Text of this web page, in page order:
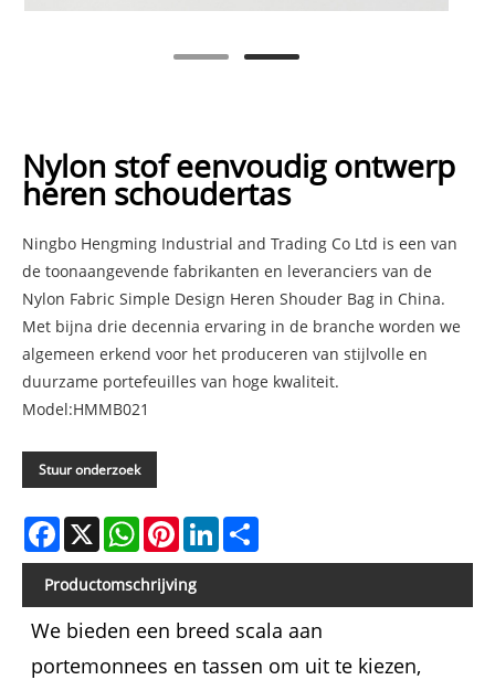
Nylon stof eenvoudig ontwerp
heren schoudertas
Ningbo Hengming Industrial and Trading Co Ltd is een van
de toonaangevende fabrikanten en leveranciers van de
Nylon Fabric Simple Design Heren Shouder Bag in China.
Met bijna drie decennia ervaring in de branche worden we
algemeen erkend voor het produceren van stijlvolle en
duurzame portefeuilles van hoge kwaliteit.
Model:HMMB021
Stuur onderzoek
Facebook
X WhatsAppPinterestLinkedIn
Productomschrijving
We bieden een breed scala aan
portemonnees en tassen om uit te kiezen,